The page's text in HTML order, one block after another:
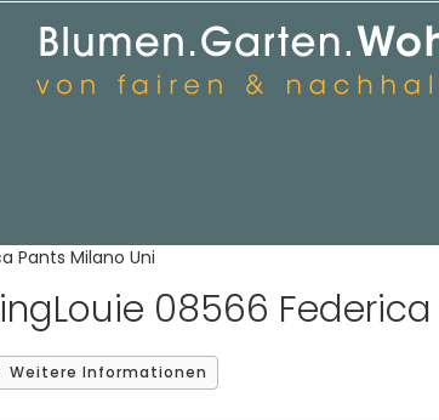
Pants Milano Uni
08566
Weitere Informationen